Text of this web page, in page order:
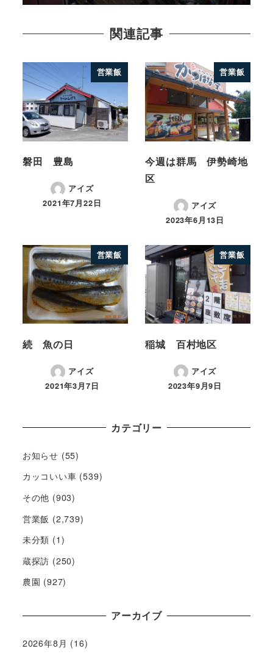
関連記事
営業飯
磐田 豊島
アイズ
2021年7月22日
営業飯
今週は群馬 伊勢崎地
区
アイズ
2023年6月13日
営業飯
続 魚の日
アイズ
2021年3月7日
営業飯
稲城 百村地区
アイズ
2023年9月9日
カテゴリー
お知らせ (55)
カッコいい車 (539)
その他 (903)
営業飯 (2,739)
未分類 (1)
蔵探訪 (250)
農園 (927)
アーカイブ
2026年8月 (16)